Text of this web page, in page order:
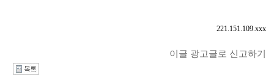
221.151.109.xxx
이글 광고글로 신고하기